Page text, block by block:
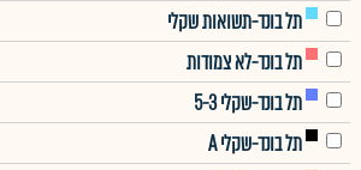
תל בונד-תשואות שקלי
תל בונד-לא צמודות
תל בונד-שקלי 5-3
תל בונד-שקלי A